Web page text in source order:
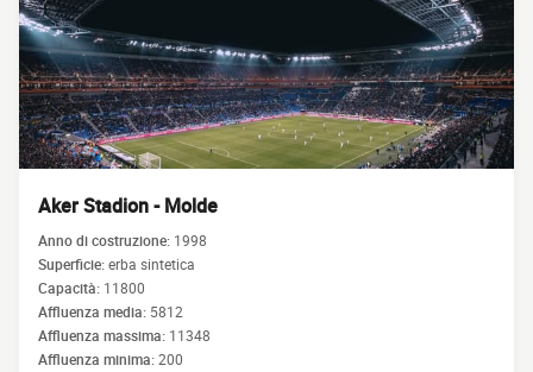
Aker Stadion - Molde
Anno di costruzione: 1998
Superficie:erba sintetica
Capacità: 11800
Affluenza media: 5812
Affluenza massima: 11348
Affluenza minima:200